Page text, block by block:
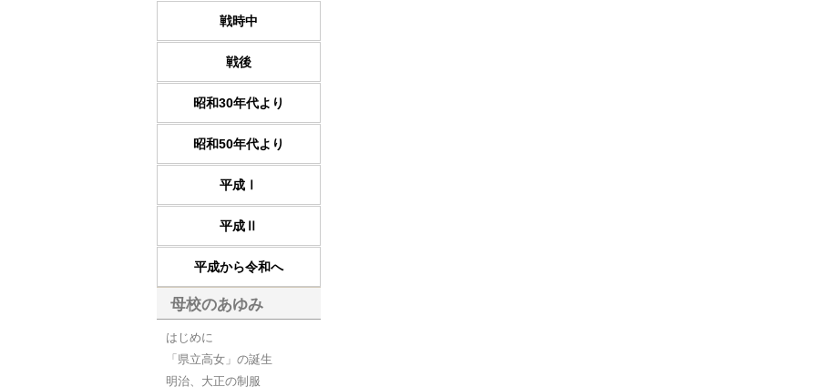
戦時中
戦後
昭和30年代より
昭和50年代より
平成Ⅰ
平成Ⅱ
平成から令和へ
母校のあゆみ
はじめに
「県立高女」の誕生
明治、大正の制服